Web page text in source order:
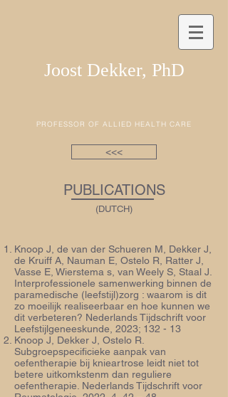
Joost Dekker, PhD
PROFESSOR OF ALLIED HEALTH CARE
<<<
PUBLICATIONS
(DUTCH)
Knoop J, de van der Schueren M, Dekker J,
de Kruiff A, Nauman E, Ostelo R, Ratter J,
Vasse E, Wierstema s, van Weely S, Staal J.
Interprofessionele samenwerking binnen de
paramedische (leefstijl)zorg : waarom is dit
zo moeilijk realiseerbaar en hoe kunnen we
dit verbeteren? Nederlands Tijdschrift voor
Leefstijlgeneeskunde, 2023; 132 - 13
Knoop J, Dekker J, Ostelo R.
Subgroepspecificieke aanpak van
oefentherapie bij knieartrose leidt niet tot
betere uitkomkstenm dan reguliere
oefentherapie. Nederlands Tijdschrift voor